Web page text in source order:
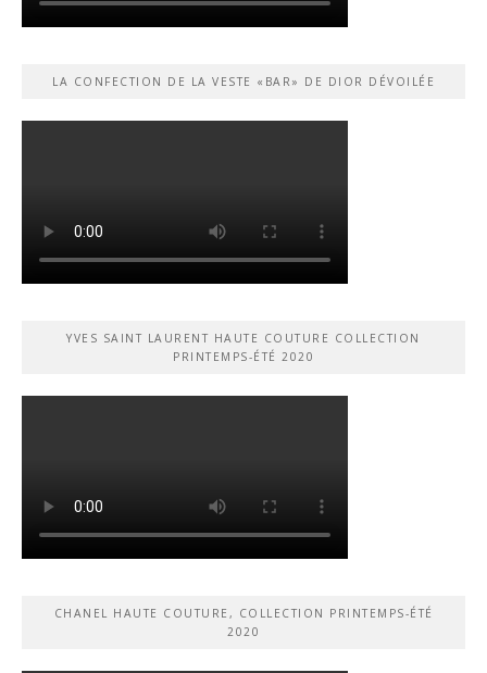
LA CONFECTION DE LA VESTE «BAR» DE DIOR DÉVOILÉE
YVES SAINT LAURENT HAUTE COUTURE COLLECTION
PRINTEMPS-ÉTÉ 2020
CHANEL HAUTE COUTURE, COLLECTION PRINTEMPS-ÉTÉ
2020